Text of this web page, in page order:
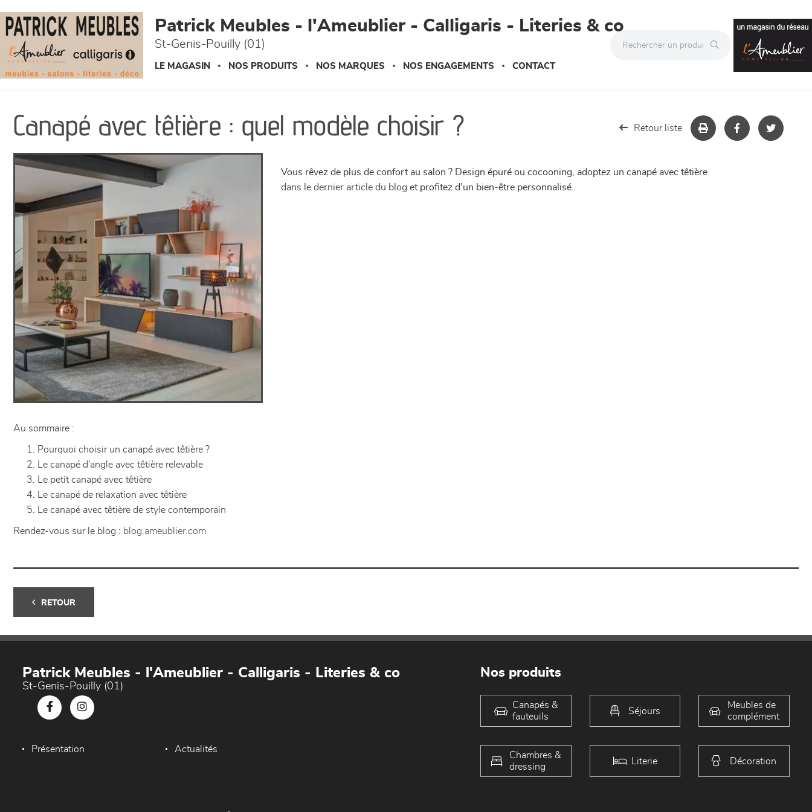
Patrick Meubles - l'Ameublier - Calligaris - Literies & co
St-Genis-Pouilly (01)
LE MAGASIN NOS PRODUITS NOS MARQUES NOS ENGAGEMENTS CONTACT
Canapé avec têtière : quel modèle choisir ? Retour liste
Vous rêvez de plus de confort au salon ? Design épuré ou cocooning, adoptez un canapé avec têtière
dans le dernier article du blog et profitez d’un bien-être personnalisé.
Au sommaire :
Pourquoi choisir un canapé avec têtière ?
Le canapé d'angle avec têtière relevable
Le petit canapé avec têtière
Le canapé de relaxation avec têtière
Le canapé avec têtière de style contemporain
Rendez-vous sur le blog : blog.ameublier.com
RETOUR
Patrick Meubles - l'Ameublier - Calligaris - Literies & co
St-Genis-Pouilly (01)
Présentation Actualités
Nos produits
Canapés &
fauteuils
Séjours
Meubles de
complément
Chambres &
dressing
Literie Décoration